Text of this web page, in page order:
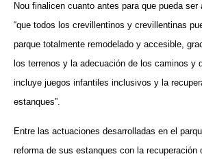
Nou finalicen cuanto antes para que pueda
“que todos los crevillentinos y crevillentinas
parque totalmente remodelado y accesible,
los terrenos y la adecuación de los caminos y
incluye juegos infantiles inclusivos y la
estanques”.
Entre las actuaciones desarrolladas en el
reforma de sus estanques con la recuperación